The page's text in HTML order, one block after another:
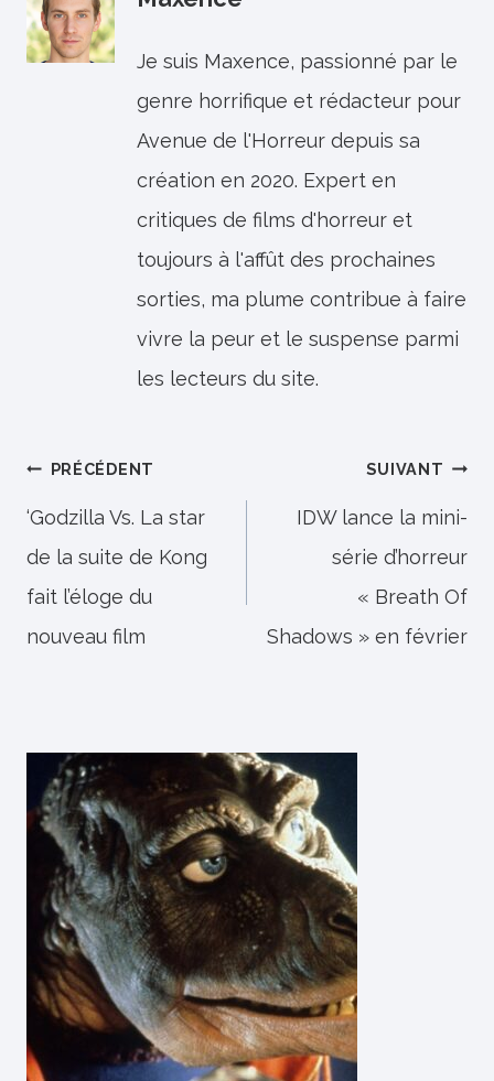
Je suis Maxence, passionné par le
genre horrifique et rédacteur pour
Avenue de l'Horreur depuis sa
création en 2020. Expert en
critiques de films d'horreur et
toujours à l'affût des prochaines
sorties, ma plume contribue à faire
vivre la peur et le suspense parmi
les lecteurs du site.
Navigation
de
l’article
PRÉCÉDENT
‘Godzilla Vs. La star
de la suite de Kong
fait l’éloge du
nouveau film
SUIVANT
IDW lance la mini-
série d’horreur
« Breath Of
Shadows » en février